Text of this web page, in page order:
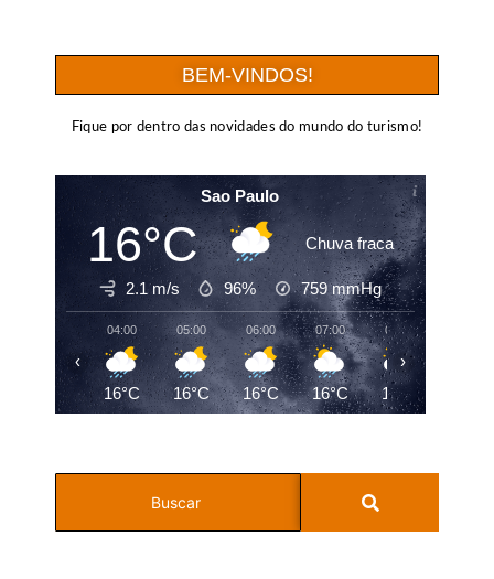
BEM-VINDOS!
Fique por dentro das novidades do mundo do turismo!
Sao Paulo
16°C Chuva fraca
2.1 m/s 96% 759mmHg
04:00
16°C
05:00
16°C
06:00
16°C
07:00
16°C
08:00
17°C
‹ ›